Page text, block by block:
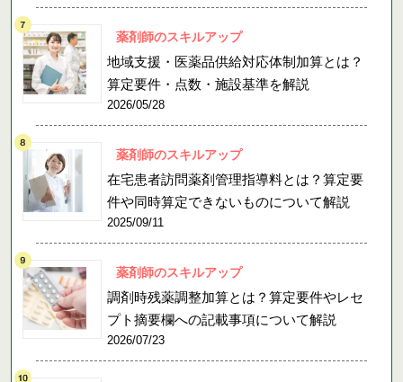
薬剤師のスキルアップ
地域支援・医薬品供給対応体制加算とは？
算定要件・点数・施設基準を解説
2026/05/28
薬剤師のスキルアップ
在宅患者訪問薬剤管理指導料とは？算定要
件や同時算定できないものについて解説
2025/09/11
薬剤師のスキルアップ
調剤時残薬調整加算とは？算定要件やレセ
プト摘要欄への記載事項について解説
2026/07/23